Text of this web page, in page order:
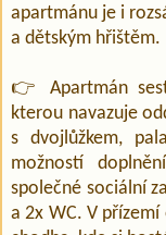
apartmánu je i
a dětským hřištěm.
👉 Apartmán
kterou navazuje
s dvojlůžkem,
možností
společné sociální
a 2x WC. V